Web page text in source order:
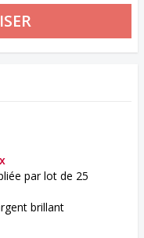
par lot de 25
brillant